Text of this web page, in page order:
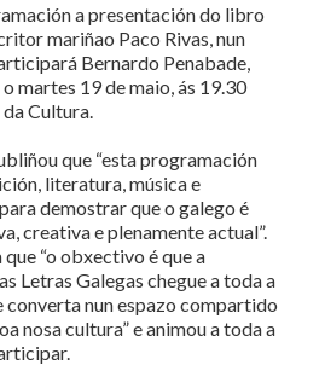
a presentación do libro
mariñao Paco Rivas, nun
Bernardo Penabade,
martes 19 de maio, ás 19.30
Cultura.
que “esta programación
literatura, música e
demostrar que o galego é
creativa e plenamente actual”.
“o obxectivo é que a
Letras Galegas chegue a toda a
converta nun espazo compartido
nosa cultura” e animou a toda a